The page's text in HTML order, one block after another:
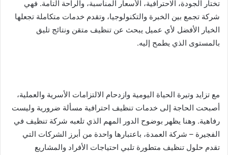
تختار الجودة، الاحترافية، الأسعار المناسبة، والراحة التامة. فهي
شركة تجمع بين الخبرة والتكنولوجيا، وتقدم خدمات متكاملة تجعلها
الخيار الأفضل لأي عميل يبحث عن تنظيف متقن ونتائج تليق
بالمستوى الذي يطمح إليه.
مع تزايد وتيرة الحياة اليومية وازدحام الالتزامات الأسرية والعملية،
أصبحت الحاجة إلى خدمات تنظيف احترافية مسألة ضرورية وليست
رفاهية. وهنا يظهر بوضوح الدور المهم الذي تلعبه شركة تنظيف في
الفجيرة – شركة العمدة، باعتبارها واحدة من أبرز الشركات التي
تقدم حلول تنظيف متطورة تلبي احتياجات الأفراد والمشاريع